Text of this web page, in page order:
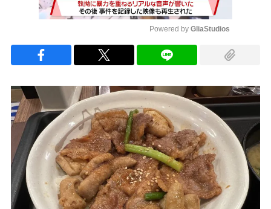
Powered by GliaStudios